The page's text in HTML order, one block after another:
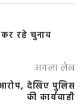
रहे चुनाव
अगला लेख
देखिए पुलिस
की कार्यवाही